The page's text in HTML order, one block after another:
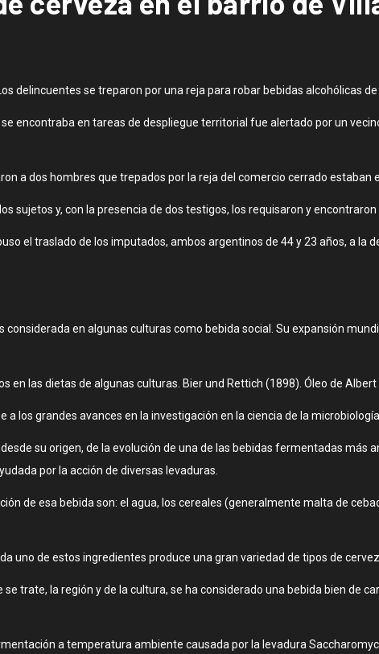
delincuentes se treparon por una reja para robar bebidas alcohólicas
encontraba en tareas de despliegue territorial fue alertado por un
a dos hombres que trepados por la reja del comercio cerrado estaban
sujetos y, con la presencia de dos testigos, los requisaron y
el traslado de los imputados, ambos argentinos de 44 y 23 años, a la
en algunas culturas como bebida social. Su expansión
en las dietas de algunas culturas. Bier und Rettich (1898). Óleo de
a los grandes avances en la investigación en la ciencia de la
su origen, de la evolución de una de las bebidas fermentadas más
por la acción de diversas levaduras.
de esa bebida son: el agua, los cereales (generalmente malta de
uno de estos ingredientes produce una gran variedad de tipos de
trate, la región y de la cultura, se ha considerado una bebida bien de
a temperatura ambiente causada por la levadura